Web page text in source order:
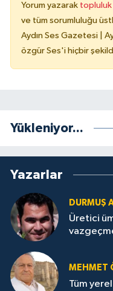
Yorum yazarak topluluk
ve tüm sorumluluğu
Aydın Ses Gazetesi |
özgür Ses'i hiçbir
Yükleniyor...
Yazarlar
DURMUŞ
Üretici
MEHMET
Tüm